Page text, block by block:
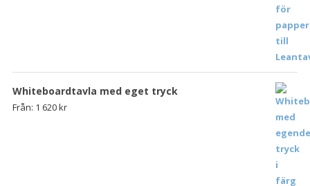
Whiteboardtavla med eget tryck
Från: 1 620kr